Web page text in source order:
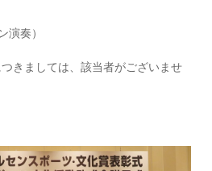
奏）
きましては、該当者がございませ